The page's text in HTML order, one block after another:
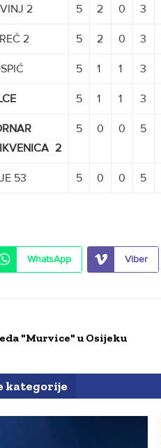
2 5 2 0 3
2 5 2 0 3
5 1 1 3
5 1 1 3
2
5 0 0 5
53 5 0 0 5
WhatsApp Viber
"Murvice" u Osijeku
kategorije